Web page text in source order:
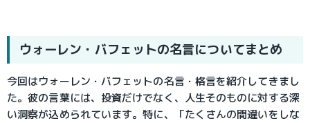
ウォーレン・バフェットの名言についてまとめ
今回はウォーレン・バフェットの名言・格言を紹介してきまし
た。彼の言葉には、投資だけでなく、人生そのものに対する深
い洞察が込められています。特に、「たくさんの間違いをしな